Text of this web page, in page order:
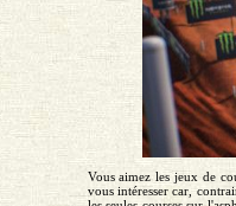
Vous aimez les jeux de
vous intéresser car,